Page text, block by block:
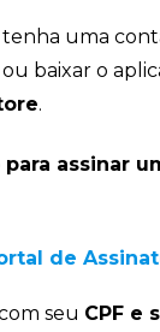
uma
ou baixar o
.
para assinar
de
seu CPF e